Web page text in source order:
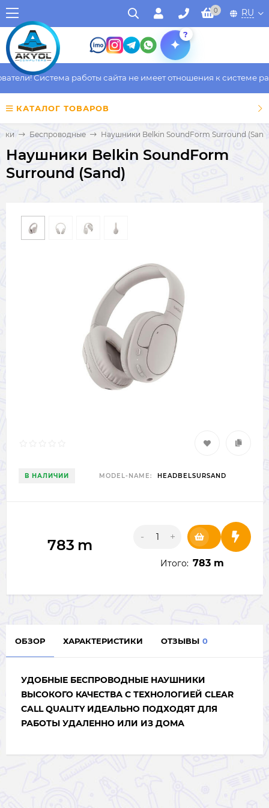
0 RU
?
Система работы сайта не имеет отношения к системе
КАТАЛОГ ТОВАРОВ
Беспроводные Наушники Belkin SoundForm Surround
Наушники Belkin SoundForm
Surround (Sand)
В НАЛИЧИИ MODEL-NAME: HEADBELSURSAND
783 m - +
Итого: 783 m
ОБЗОР ХАРАКТЕРИСТИКИ ОТЗЫВЫ 0
УДОБНЫЕ БЕСПРОВОДНЫЕ НАУШНИКИ
ВЫСОКОГО КАЧЕСТВА С ТЕХНОЛОГИЕЙ CLEAR
CALL QUALITY ИДЕАЛЬНО ПОДХОДЯТ ДЛЯ
РАБОТЫ УДАЛЕННО ИЛИ ИЗ ДОМА